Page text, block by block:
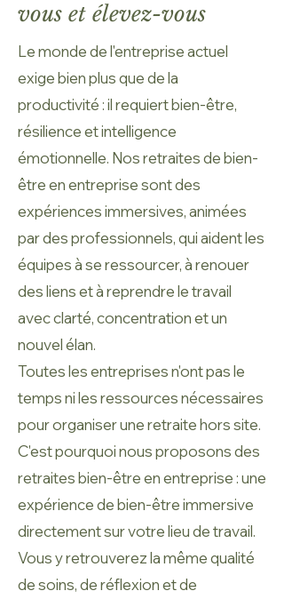
vous et élevez-vous
Le monde de l'entreprise actuel
exige bien plus que de la
productivité : il requiert bien-être,
résilience et intelligence
émotionnelle. Nos retraites de bien-
être en entreprise sont des
expériences immersives, animées
par des professionnels, qui aident les
équipes à se ressourcer, à renouer
des liens et à reprendre le travail
avec clarté, concentration et un
nouvel élan.
Toutes les entreprises n'ont pas le
temps ni les ressources nécessaires
pour organiser une retraite hors site.
C'est pourquoi nous proposons des
retraites bien-être en entreprise : une
expérience de bien-être immersive
directement sur votre lieu de travail.
Vous y retrouverez la même qualité
de soins, de réflexion et de